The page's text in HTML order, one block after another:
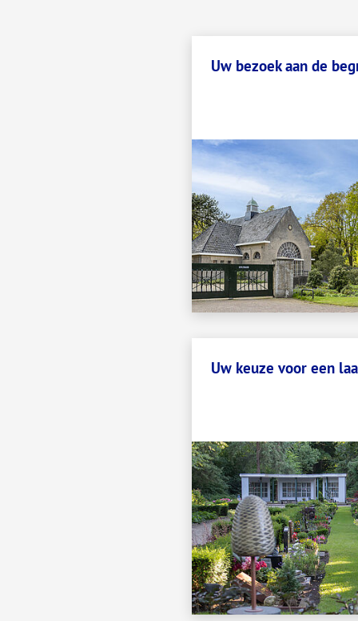
Uw bezoek aan de
Uw keuze voor een